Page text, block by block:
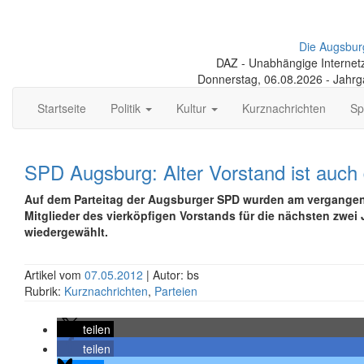
Die
DAZ - Unabhängige
Donnerstag, 06.08.2026 -
Startseite
Politik Kultur Kurznachrichten
SPD Augsburg: Alter Vorstand ist
Auf dem Parteitag der Augsburger SPD wurden am
Mitglieder des vierköpfigen Vorstands für die nächsten zwei
wiedergewählt.
Artikel vom 07.05.2012 | Autor: bs
Rubrik: Kurznachrichten, Parteien
teilen
teilen